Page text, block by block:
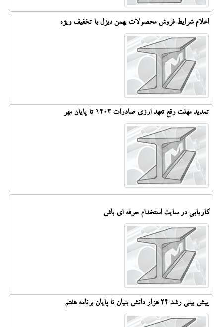
اعلام شرایط فروش محصولات بهمن دیزل با تخفیف ویژه
تمدید مهلت رفع تعهد ارزی صادرات ۱۴۰۳ تا پایان مهر
کاریابی در سایت استخدام حرفه ای باش
پیش بینی رشد ۲۴ هزار دانش بنیان تا پایان برنامه هفتم